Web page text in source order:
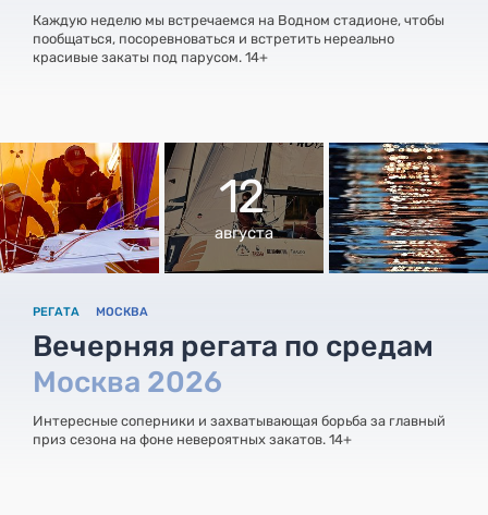
Каждую неделю мы встречаемся на Водном стадионе, чтобы
пообщаться, посоревноваться и встретить нереально
красивые закаты под парусом. 14+
12
августа
РЕГАТА МОСКВА
Вечерняя регата по средам
Москва 2026
Интересные соперники и захватывающая борьба за главный
приз сезона на фоне невероятных закатов. 14+